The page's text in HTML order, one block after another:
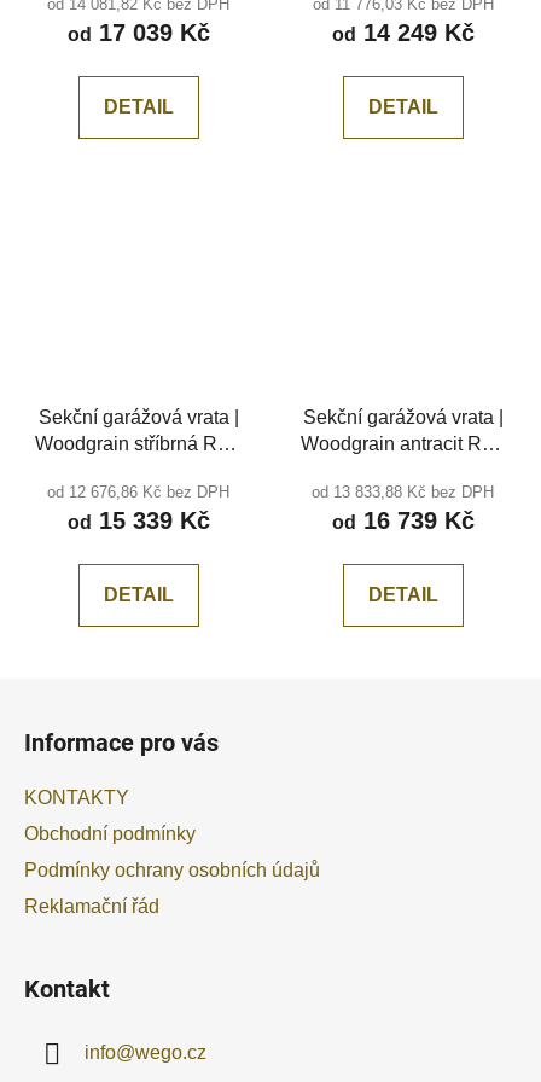
drážka
od 14 081,82 Kč bez DPH
od 17 039 Kč
DETAIL
drážka
od 11 776,03 Kč bez DPH
od 14 249 Kč
DETAIL
Sekční garážová vrata |
Woodgrain stříbrná RAL
od 12 676,86 Kč bez DPH
od 15 339 Kč
DETAIL
Sekční garážová vrata |
Woodgrain antracit RAL
od 13 833,88 Kč bez DPH
od 16 739 Kč
DETAIL
Informace pro vás
KONTAKTY
Obchodní podmínky
Podmínky ochrany osobních údajů
Reklamační řád
Kontakt
info@wego.cz